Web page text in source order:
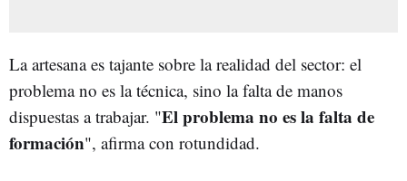
La artesana es tajante sobre la realidad del sector: el
problema no es la técnica, sino la falta de manos
dispuestas a trabajar. "El problema no es la falta de
formación", afirma con rotundidad.